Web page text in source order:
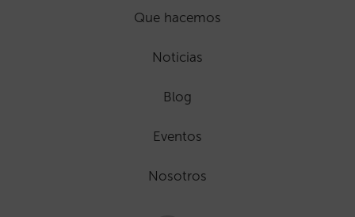
Que hacemos
Noticias
Blog
Eventos
Nosotros